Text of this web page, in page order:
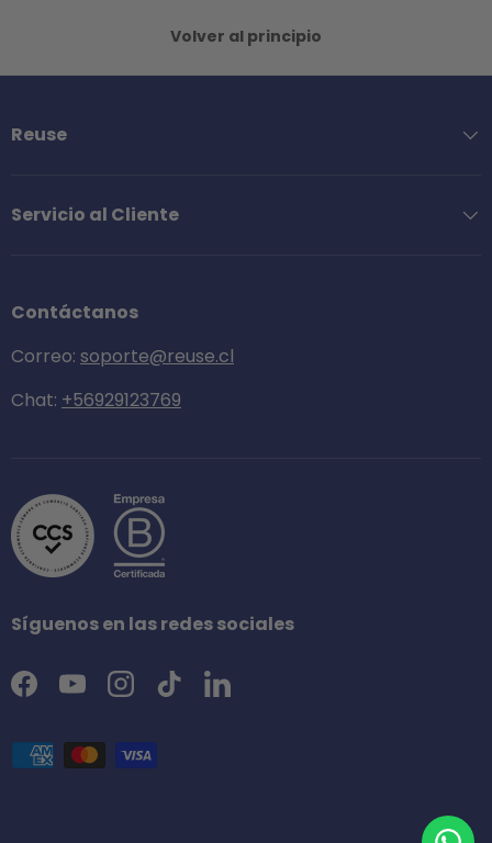
Volver al principio
Reuse
Servicio al Cliente
Contáctanos
Correo: soporte@reuse.cl
Chat: +56929123769
Síguenos en las redes sociales
Facebook
YouTubeInstagram
TikTokLinkedIn
Formas de pago aceptadas